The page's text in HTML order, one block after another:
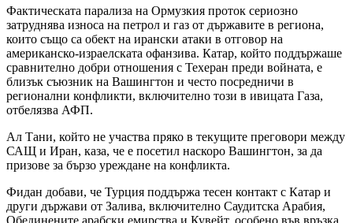
Фактическата парализа на Ормузкия проток сериозно
затруднява износа на петрол и газ от държавите в региона,
които също са обект на ирански атаки в отговор на
американско-израелската офанзива. Катар, който поддържаше
сравнително добри отношения с Техеран преди войната, е
близък съюзник на Вашингтон и често посредничи в
регионални конфликти, включително този в ивицата Газа,
отбелязва АФП.
Ал Тани, който не участва пряко в текущите преговори между
САЩ и Иран, каза, че е посетил наскоро Вашингтон, за да
призове за бързо уреждане на конфликта.
Фидан добави, че Турция поддържа тесен контакт с Катар и
други държави от Залива, включително Саудитска Арабия,